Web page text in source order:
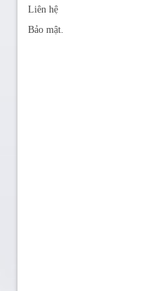
Liên hệ
Bảo mật.